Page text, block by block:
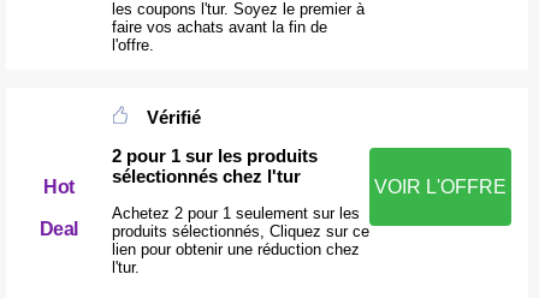
les coupons l'tur. Soyez le premier à
faire vos achats avant la fin de
l'offre.
Hot
Deal
Vérifié
2 pour 1 sur les produits
sélectionnés chez l'tur
Achetez 2 pour 1 seulement sur les
produits sélectionnés, Cliquez sur ce
lien pour obtenir une réduction chez
l'tur.
VOIR L'OFFRE